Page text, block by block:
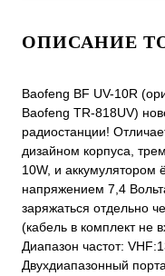
ОПИСАНИЕ
Baofeng BF UV-10R
Baofeng TR-818UV)
радиостанции!
дизайном корпуса,
10W, и аккумулятором
напряжением 7,4
заряжаться отдельно
(кабель в комплект не
Диапазон частот:
Двухдиапазонный